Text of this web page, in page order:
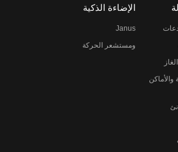
الإضاءة الذكية
Janus
ومستشعر الحركة
والأماكن